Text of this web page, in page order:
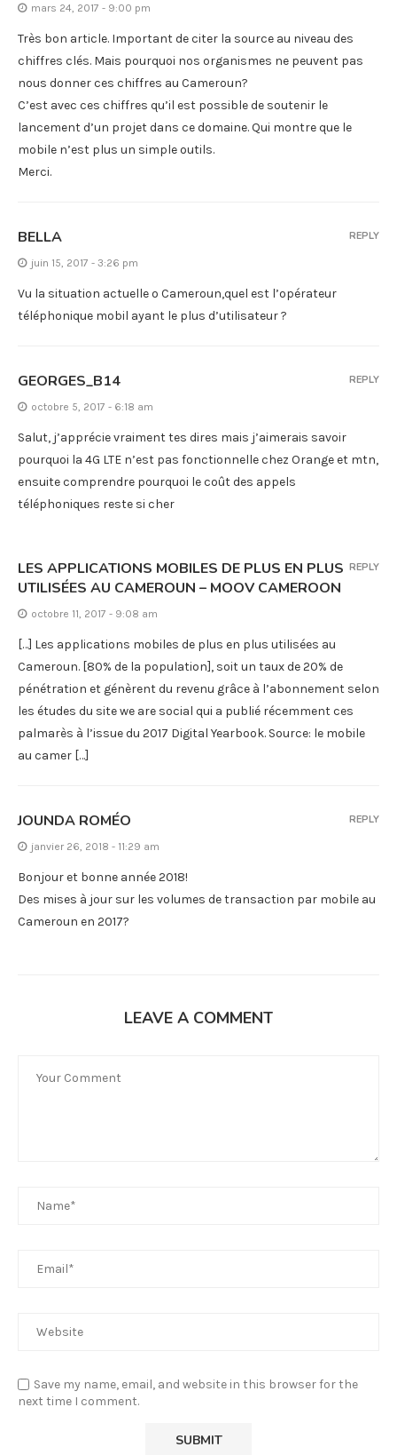
mars 24, 2017 - 9:00 pm
Très bon article. Important de citer la source au niveau des
chiffres clés. Mais pourquoi nos organismes ne peuvent pas
nous donner ces chiffres au Cameroun?
C’est avec ces chiffres qu’il est possible de soutenir le
lancement d’un projet dans ce domaine. Qui montre que le
mobile n’est plus un simple outils.
Merci.
BELLA
juin 15, 2017 - 3:26 pm
Vu la situation actuelle o Cameroun,quel est l’opérateur
téléphonique mobil ayant le plus d’utilisateur ?
REPLY
GEORGES_B14
octobre 5, 2017 - 6:18 am
Salut, j’apprécie vraiment tes dires mais j’aimerais savoir
pourquoi la 4G LTE n’est pas fonctionnelle chez Orange et mtn,
ensuite comprendre pourquoi le coût des appels
téléphoniques reste si cher
REPLY
LES APPLICATIONS MOBILES DE PLUS EN PLUS
UTILISÉES AU CAMEROUN – MOOV CAMEROON
octobre 11, 2017 - 9:08 am
[…] Les applications mobiles de plus en plus utilisées au
Cameroun. [80% de la population], soit un taux de 20% de
pénétration et génèrent du revenu grâce à l’abonnement selon
les études du site we are social qui a publié récemment ces
palmarès à l’issue du 2017 Digital Yearbook. Source: le mobile
au camer […]
REPLY
JOUNDA ROMÉO
janvier 26, 2018 - 11:29 am
Bonjour et bonne année 2018!
Des mises à jour sur les volumes de transaction par mobile au
Cameroun en 2017?
REPLY
LEAVE A COMMENT
Save my name, email, and website in this browser for the
next time I comment.